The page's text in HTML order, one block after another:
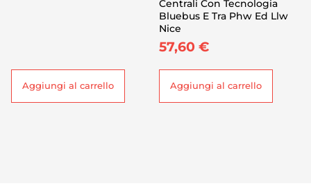
Aggiungi al carrello
Centrali Con Tecnologia
Bluebus E Tra Phw Ed Llw
Nice
57,60 €
Aggiungi al carrello